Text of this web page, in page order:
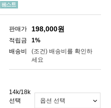
판매가 198,000원
적립금
1%
배송비
(조건) 배송비를 확인하
세요
14k/18k
선택